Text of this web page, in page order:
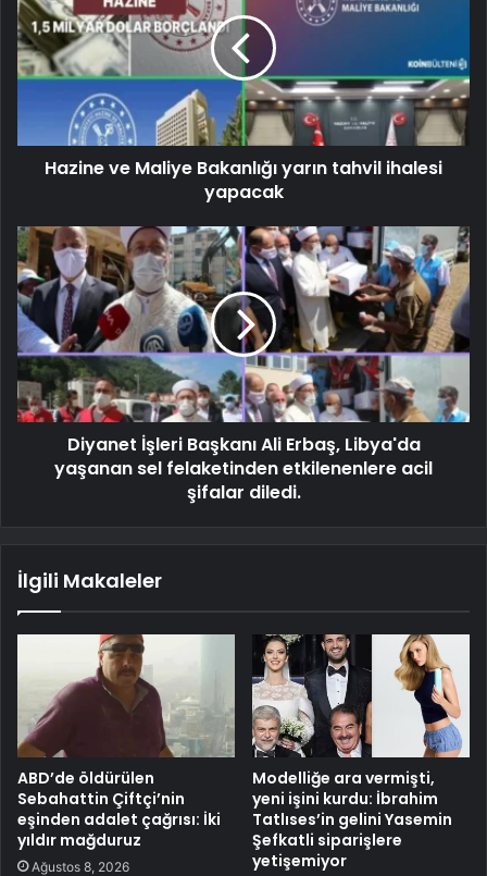
Hazine ve Maliye Bakanlığı yarın tahvil ihalesi
yapacak
Diyanet İşleri Başkanı Ali Erbaş, Libya'da
yaşanan sel felaketinden etkilenenlere acil
şifalar diledi.
İlgili Makaleler
ABD’de öldürülen
Sebahattin Çiftçi’nin
eşinden adalet çağrısı: İki
yıldır mağduruz
Ağustos 8, 2026
Modelliğe ara vermişti,
yeni işini kurdu: İbrahim
Tatlıses’in gelini Yasemin
Şefkatli siparişlere
yetişemiyor